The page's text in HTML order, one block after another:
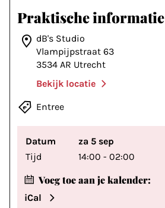
Praktische informatie
dB's Studio
Vlampijpstraat 63
3534 AR Utrecht
Bekijk locatie
Entree
Datum
za 5 sep
Tijd
14:00 - 02:00
Voeg toe aan je kalender:
iCal